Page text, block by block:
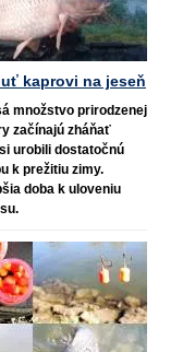
kaprovi na jeseň
množstvo prirodzenej
začínajú zháňať
urobili dostatočnú
k prežitiu zimy.
doba k uloveniu